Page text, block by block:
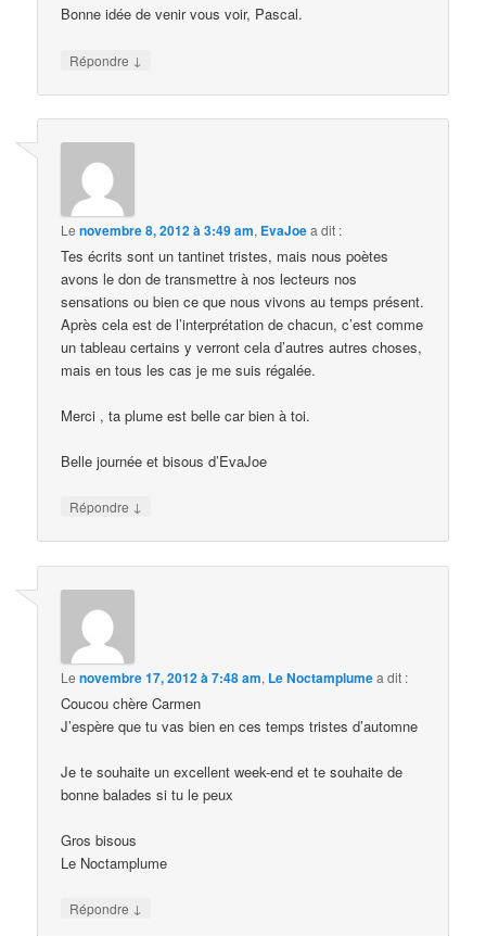
Bonne idée de venir vous voir, Pascal.
Répondre ↓
Lenovembre 8, 2012 à 3:49 am, EvaJoea dit :
Tes écrits sont un tantinet tristes, mais nous poètes
avons le don de transmettre à nos lecteurs nos
sensations ou bien ce que nous vivons au temps présent.
Après cela est de l’interprétation de chacun, c’est comme
un tableau certains y verront cela d’autres autres choses,
mais en tous les cas je me suis régalée.
Merci , ta plume est belle car bien à toi.
Belle journée et bisous d’EvaJoe
Répondre ↓
Lenovembre 17, 2012 à 7:48 am, Le Noctamplumea dit :
Coucou chère Carmen
J’espère que tu vas bien en ces temps tristes d’automne
Je te souhaite un excellent week-end et te souhaite de
bonne balades si tu le peux
Gros bisous
Le Noctamplume
Répondre ↓